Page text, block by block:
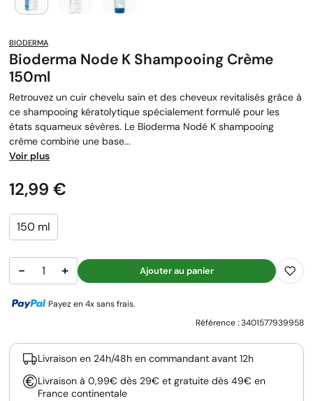
BIODERMA
Bioderma Node K Shampooing Crème
150ml
Retrouvez un cuir chevelu sain et des cheveux revitalisés grâce à
ce shampooing kératolytique spécialement formulé pour les
états squameux sévères. Le Bioderma Nodé K shampooing
crème combine une base...
Voir plus
Prix
12,99 €
150 ml
− + Ajouter au panier
Payez en 4x sans frais.
Référence :3401577939958
Livraison en 24h/48h en commandant avant 12h
Livraison à 0,99€ dès 29€ et gratuite dès 49€ en
France continentale